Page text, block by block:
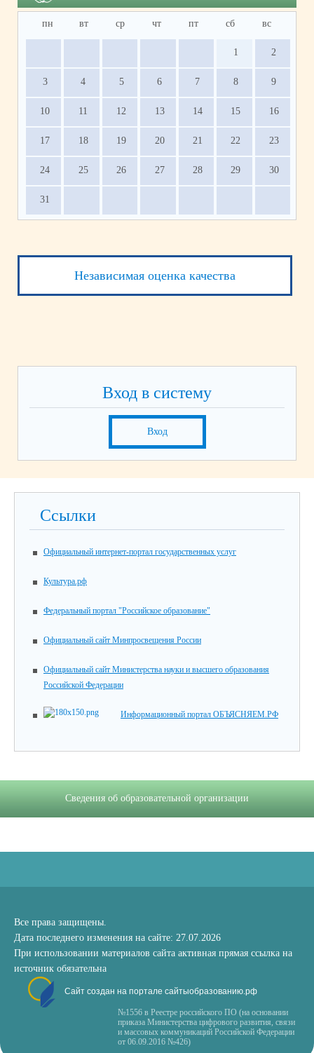
пн вт ср чт пт сб вс
1 2
3 4 5 6 7 8 9
10 11 12 13 14 15 16
17 18 19 20 21 22 23
24 25 26 27 28 29 30
31
Независимая оценка качества
Вход в систему
Вход
Ссылки
Официальный интернет-портал государственных услуг
Культура.рф
Федеральный портал "Российское образование"
Официальный сайт Минпросвещения России
Официальный сайт Министерства науки и высшего образования
Российской Федерации
Информационный портал ОБЪЯСНЯЕМ.РФ
Сведения об образовательной организации
Все права защищены.
Дата последнего изменения на сайте: 27.07.2026
При использовании материалов сайта активная прямая ссылка на
источник обязательна
Сайт создан на портале сайтыобразованию.рф
№1556 в Реестре российского ПО (на основании
приказа Министерства цифрового развития, связи
и массовых коммуникаций Российской Федерации
от 06.09.2016 №426)